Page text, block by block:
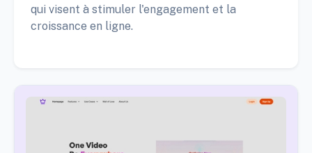
qui visent à stimuler l'engagement et la
croissance en ligne.